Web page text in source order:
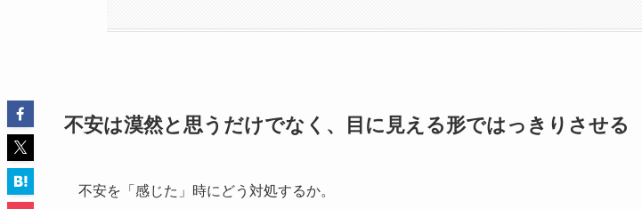
不安は漠然と思うだけでなく、目に見える形ではっきりさせる
不安を「感じた」時にどう対処するか。